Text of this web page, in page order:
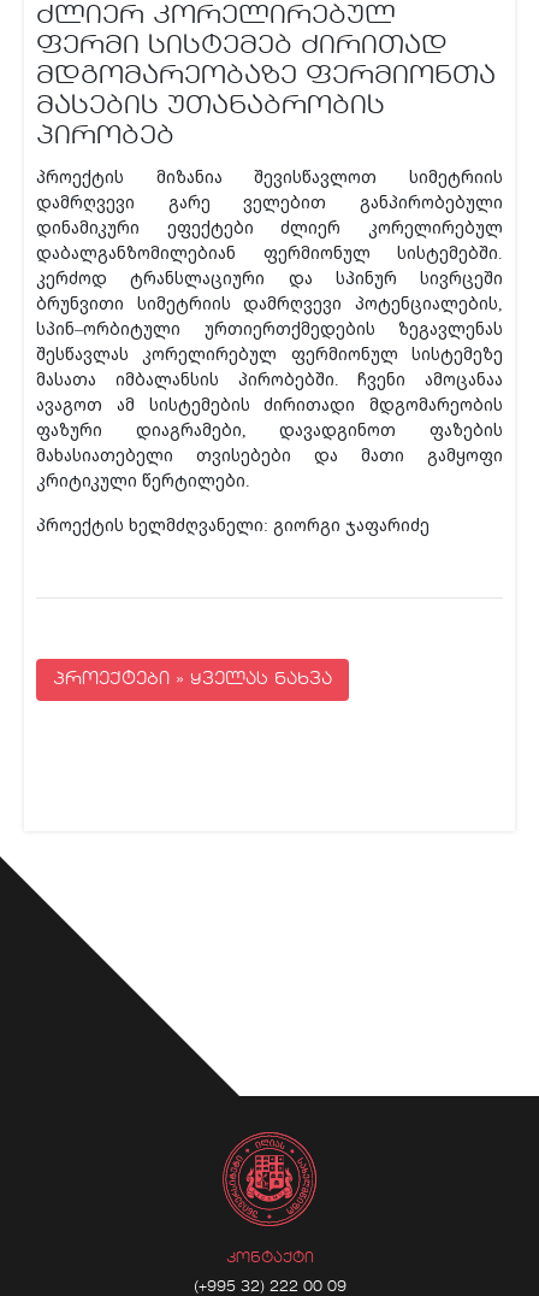
ᲫᲚᲘᲔᲠ ᲙᲝᲠᲔᲚᲘᲠᲔᲑᲣᲚ
ᲤᲔᲠᲛᲘ ᲡᲘᲡᲢᲔᲛᲔᲑ ᲫᲘᲠᲘᲗᲐᲓ
ᲛᲓᲒᲝᲛᲐᲠᲔᲝᲑᲐᲖᲔ ᲤᲔᲠᲛᲘᲝᲜᲗᲐ
ᲛᲐᲡᲔᲑᲘᲡ ᲣᲗᲐᲜᲐᲑᲠᲝᲑᲘᲡ
ᲞᲘᲠᲝᲑᲔᲑ
პროექტის მიზანია შევისწავლოთ სიმეტრიის
დამრღვევი გარე ველებით განპირობებული
დინამიკური ეფექტები ძლიერ კორელირებულ
დაბალგანზომილებიან ფერმიონულ სისტემებში.
კერძოდ ტრანსლაციური და სპინურ სივრცეში
ბრუნვითი სიმეტრიის დამრღვევი პოტენციალების,
სპინ–ორბიტული ურთიერთქმედების ზეგავლენას
შესწავლას კორელირებულ ფერმიონულ სისტემეზე
მასათა იმბალანსის პირობებში. ჩვენი ამოცანაა
ავაგოთ ამ სისტემების ძირითადი მდგომარეობის
ფაზური დიაგრამები, დავადგინოთ ფაზების
მახასიათებელი თვისებები და მათი გამყოფი
კრიტიკული წერტილები.
პროექტის ხელმძღვანელი: გიორგი ჯაფარიძე
პროექტები » ყველას ნახვა
ᲙᲝᲜᲢᲐᲥᲢᲘ
(+995 32) 222 00 09